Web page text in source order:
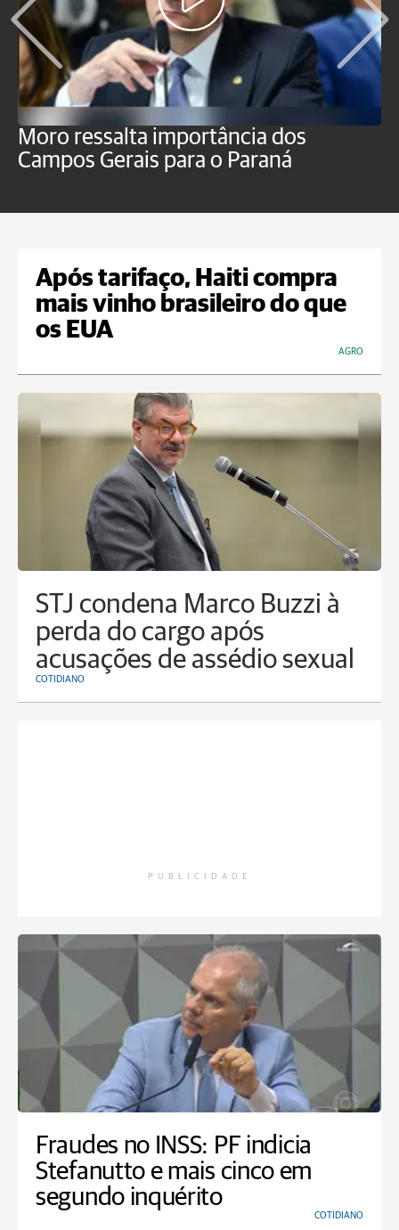
Moro ressalta importância dos
Campos Gerais para o Paraná
Após tarifaço, Haiti compra
mais vinho brasileiro do que
os EUA
AGRO
STJ condena Marco Buzzi à
perda do cargo após
acusações de assédio sexual
COTIDIANO
PUBLICIDADE
Fraudes no INSS: PF indicia
Stefanutto e mais cinco em
segundo inquérito
COTIDIANO